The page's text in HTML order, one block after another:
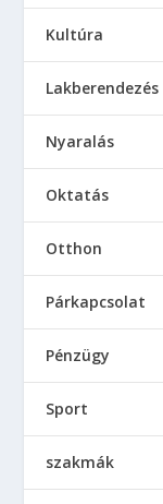
Kultúra
Lakberendezés
Nyaralás
Oktatás
Otthon
Párkapcsolat
Pénzügy
Sport
szakmák